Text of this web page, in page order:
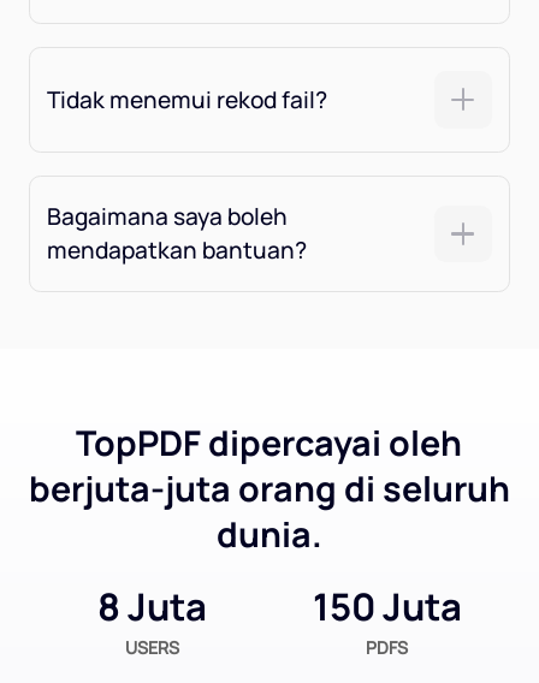
Tidak menemui rekod fail?
Bagaimana saya boleh
mendapatkan bantuan?
TopPDF dipercayai oleh
berjuta-juta orang di seluruh
dunia.
8 Juta
USERS
150 Juta
PDFS